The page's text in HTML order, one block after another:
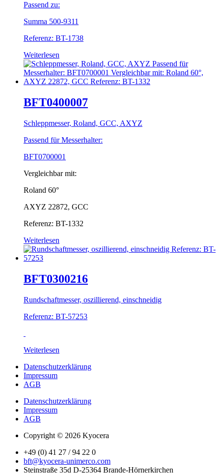
Passend zu:
Summa 500-9311
Referenz: BT-1738
Weiterlesen
BFT0400007
Schleppmesser, Roland, GCC, AXYZ
Passend für Messerhalter:
BFT0700001
Vergleichbar mit:
Roland 60°
AXYZ 22872, GCC
Referenz: BT-1332
Weiterlesen
BFT0300216
Rundschaftmesser, oszillierend, einschneidig
Referenz: BT-57253
Weiterlesen
Datenschutzerklärung
Impressum
AGB
Datenschutzerklärung
Impressum
AGB
Copyright © 2026 Kyocera
+49 (0) 41 27 / 94 22 0
bft@kyocera-unimerco.com
Steinstraße 35d D-25364 Brande-Hörnerkirchen